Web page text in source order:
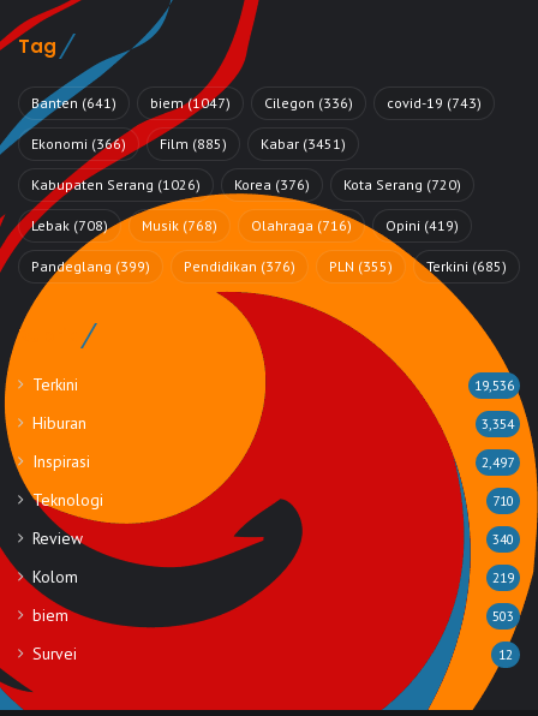
Tag
Banten (641) biem(1047) Cilegon (336) covid-19 (743)
Ekonomi (366) Film (885) Kabar (3451)
Kabupaten Serang (1026) Korea (376) Kota Serang (720)
Lebak (708) Musik (768) Olahraga (716) Opini (419)
Pandeglang (399) Pendidikan (376) PLN (355) Terkini (685)
Rubrik
Terkini 19,536
Hiburan 3,354
Inspirasi 2,497
Teknologi 710
Review 340
Kolom 219
biem 503
Survei 12